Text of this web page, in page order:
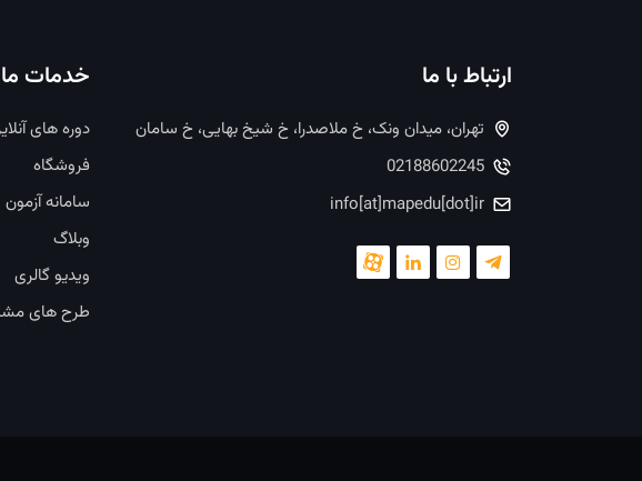
ارتباط با ما
تهران، میدان ونک، خ ملاصدرا، خ شیخ بهایی، خ سامان
02188602245
info[at]mapedu[dot]ir
خدمات ما
دوره های
فروشگاه
سامانه آزمون
وبلاگ
ویدیو گالری
طرح های